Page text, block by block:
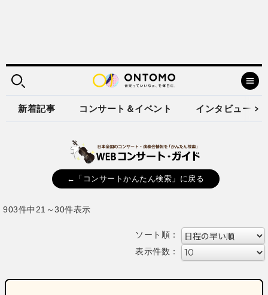
新着記事 コンサート＆イベント インタビュー
←「コンサートかんたん検索」に戻る
903件中21～30件表示
ソート順：
表示件数：